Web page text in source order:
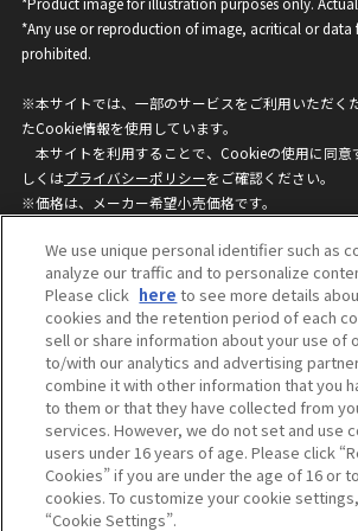
*Any use or reproduction of image, acritical or data
prohibited.
※本サイトでは、一部のサービスをご利用いただく
たCookie情報を使用しています。
本サイトを利用することで、Cookieの使用に同意
しくはプライバシーポリシーをご確認ください。
※価格は、メーカー希望小売価格です。
ざいますのでご了承ください。
privacypolicy
Do Not
ウェブサイトご利用条件
ソーシ
個人情報保護方針
お問い
©BANDAI
We use unique personal identifier such as
analyze our traffic and to personalize
Please click here to see more details
cookies and the retention period of each
sell or share information about your use of
to/with our analytics and advertising
combine it with other information that you
to them or that they have collected from
services. However, we do not set and use
users under 16 years of age. Please click
Cookies” if you are under the age of 16 or
cookies. To customize your cookie
“Cookie Settings”.